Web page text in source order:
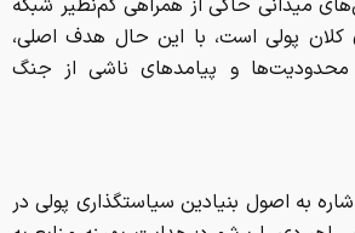
را برشمرد: هدایت بهینه منابع به
محرک اشتغال، با پرهیز از هرگونه
رشد نقدینگی از طریق مهار
تولید.